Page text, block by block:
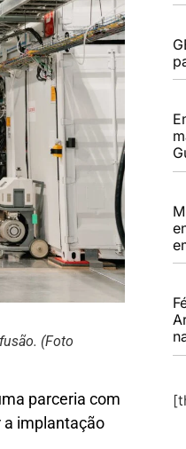
(Foto
parceria com
a implantação